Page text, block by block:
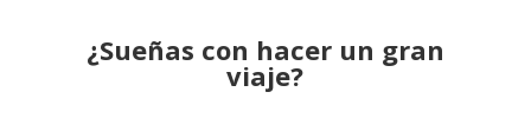
¿Sueñas con hacer un gran
viaje?